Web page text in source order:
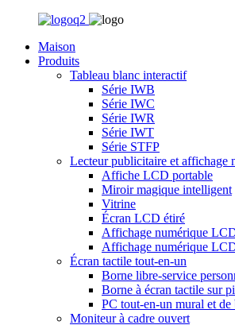
Maison
Produits
Tableau blanc interactif
Série IWB
Série IWC
Série IWR
Série IWT
Série STFP
Lecteur publicitaire et affichage
Affiche LCD portable
Miroir magique intelligent
Vitrine
Écran LCD étiré
Affichage numérique
Affichage numérique
Écran tactile tout-en-un
Borne libre-service
Borne à écran tactile sur
PC tout-en-un mural et de
Moniteur à cadre ouvert